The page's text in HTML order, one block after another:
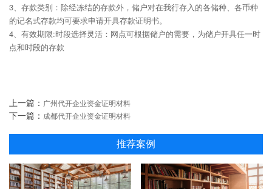
3、存款类别：除经冻结的存款外，储户对在我行存入的各储种、各币种
的记名式存款均可要求申请开具存款证明书。
4、有效期限:时段选择灵活：网点可根据储户的需要，为储户开具任一时
点和时段的存款
上一篇： 广州代开企业资金证明材料
下一篇： 成都代开企业资金证明材料
推荐案例